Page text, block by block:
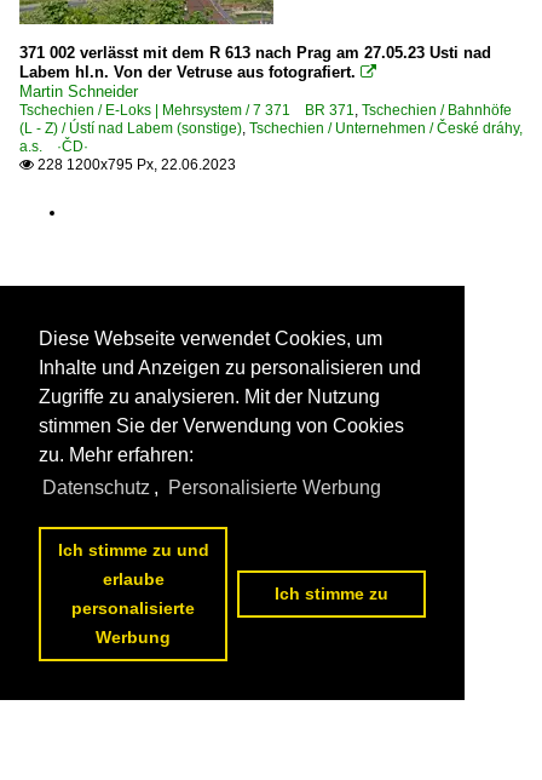
371 002 verlässt mit dem R 613 nach Prag am 27.05.23 Usti nad
Labem hl.n. Von der Vetruse aus fotografiert. 
Martin Schneider
Tschechien / E-Loks | Mehrsystem / 7 371 BR 371, Tschechien / Bahnhöfe
(L - Z) / Ústí nad Labem (sonstige), Tschechien / Unternehmen / České dráhy,
a.s. ·ČD·
 228 1200x795 Px, 22.06.2023
Diese Webseite verwendet Cookies, um
Inhalte und Anzeigen zu personalisieren und
Zugriffe zu analysieren. Mit der Nutzung
stimmen Sie der Verwendung von Cookies
zu. Mehr erfahren:
Datenschutz , Personalisierte Werbung
Ich stimme zu und
erlaube
personalisierte
Werbung
Ich stimme zu